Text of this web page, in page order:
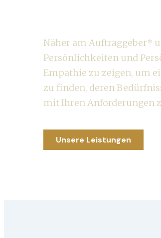
Näher am Auftraggeber*
Persönlichkeiten und
Empathie zu zeigen, um
zu finden, deren
mit Ihren Anforderungen
Unsere Leistungen